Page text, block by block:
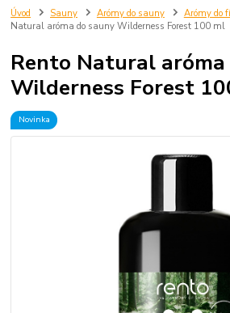
Úvod Sauny Arómy do sauny Arómy do
Natural aróma do sauny Wilderness Forest 100 ml
Rento Natural
Wilderness Forest
Novinka